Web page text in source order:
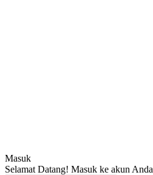
Masuk
Selamat Datang! Masuk ke akun Anda